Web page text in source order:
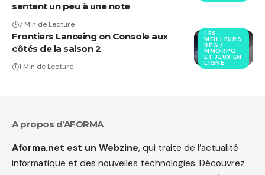
sentent un peu à une note
7 Min de Lecture
LES
MEILLEURS
RPG /
MMORPG
ET JEUX EN
LIGNE
Frontiers Lanceing on Console aux
côtés de la saison 2
1 Min de Lecture
A propos d’AFORMA
Aforma.net est un Webzine, qui traite de l’actualité
informatique et des nouvelles technologies. Découvrez